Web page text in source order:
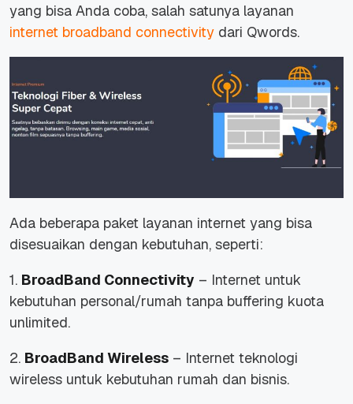
yang bisa Anda coba, salah satunya layanan
internet broadband connectivity dari Qwords.
Ada beberapa paket layanan internet yang bisa
disesuaikan dengan kebutuhan, seperti:
1. BroadBand Connectivity – Internet untuk
kebutuhan personal/rumah tanpa buffering kuota
unlimited.
2. BroadBand Wireless – Internet teknologi
wireless untuk kebutuhan rumah dan bisnis.